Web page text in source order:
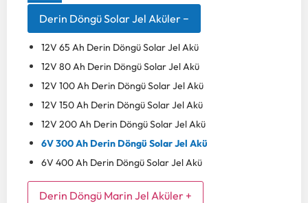
Derin Döngü Solar Jel Aküler −
12V 65 Ah Derin Döngü Solar Jel Akü
12V 80 Ah Derin Döngü Solar Jel Akü
12V 100 Ah Derin Döngü Solar Jel Akü
12V 150 Ah Derin Döngü Solar Jel Akü
12V 200 Ah Derin Döngü Solar Jel Akü
6V 300 Ah Derin Döngü Solar Jel Akü
6V 400 Ah Derin Döngü Solar Jel Akü
Derin Döngü Marin Jel Aküler +